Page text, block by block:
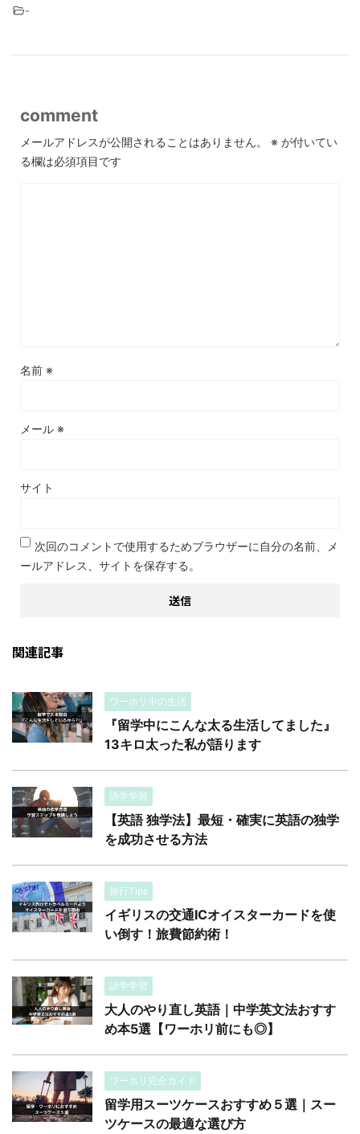
-
comment
メールアドレスが公開されることはありません。 ※ が付いてい
る欄は必須項目です
名前 ※
メール ※
サイト
次回のコメントで使用するためブラウザーに自分の名前、メ
ールアドレス、サイトを保存する。
関連記事
ワーホリ中の生活
『留学中にこんな太る生活してました』
13キロ太った私が語ります
語学学習
【英語 独学法】最短・確実に英語の独学
を成功させる方法
旅行Tips
イギリスの交通ICオイスターカードを使
い倒す！旅費節約術！
語学学習
大人のやり直し英語｜中学英文法おすす
め本5選【ワーホリ前にも◎】
ワーホリ完全ガイド
留学用スーツケースおすすめ５選｜スー
ツケースの最適な選び方